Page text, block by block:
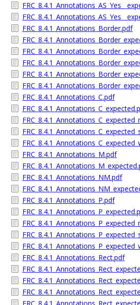
FRC_8.4.1_Annotations_Border.pdf
FRC_8.4.1_Annotations_C.pdf
FRC_8.4.1_Annotations_M.pdf
FRC_8.4.1_Annotations_NM.pdf
FRC_8.4.1_Annotations_P.pdf
FRC_8.4.1_Annotations_Rect.pdf